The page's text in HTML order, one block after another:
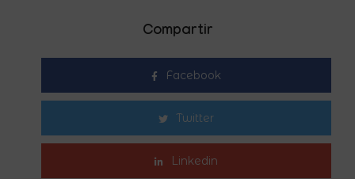
Compartir
Facebook
Twitter
Linkedin